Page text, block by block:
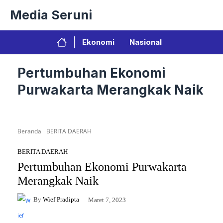
isi
Media Seruni
Ekonomi Nasional
Pertumbuhan Ekonomi
Purwakarta Merangkak Naik
Beranda BERITA DAERAH
BERITA DAERAH
Pertumbuhan Ekonomi Purwakarta
Merangkak Naik
By Wief Pradipta Maret 7, 2023